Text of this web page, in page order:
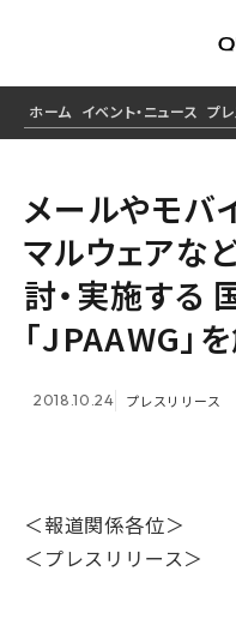
ホーム イベント・ニュース プ
メールやモバ
マルウェアな
討・実施する
「JPAAWG」
2018.10.24 プレスリリース
＜報道関係各位＞
＜プレスリリース＞